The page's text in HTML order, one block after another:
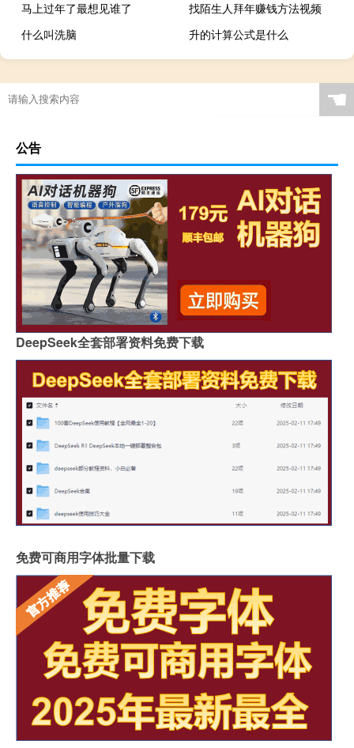
马上过年了最想见谁了
找陌生人拜年赚钱方法视频
什么叫洗脑
升的计算公式是什么
☚
公告
DeepSeek全套部署资料免费下载
免费可商用字体批量下载